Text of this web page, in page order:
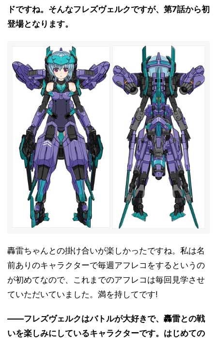
ドですね。そんなフレズヴェルクですが、第7話から初
登場となります。
轟雷ちゃんとの掛け合いが楽しかったですね。私は名
前ありのキャラクターで毎週アフレコをするというの
が初めてなので、これまでのアフレコは毎回見学させ
ていただいていました。満を持してです!
――フレズヴェルクはバトルが大好きで、轟雷との戦
いを楽しみにしているキャラクターです。はじめての